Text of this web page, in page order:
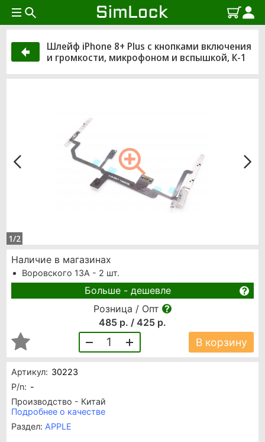
Шлейф iPhone 8+ Plus с кнопками включения
и громкости, микрофоном и вспышкой, К-1
1/2
Артикул: 30223
P/n: -
Производство - Китай
Подробнее о качестве
Раздел: APPLE
Наличие в магазинах
Воровского 13А - 2 шт.
Больше - дешевле
Розница / Опт
485 р. / 425 р.
1 В корзину